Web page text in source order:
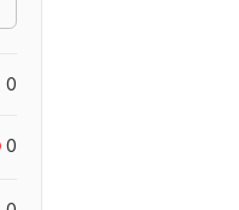
0
0